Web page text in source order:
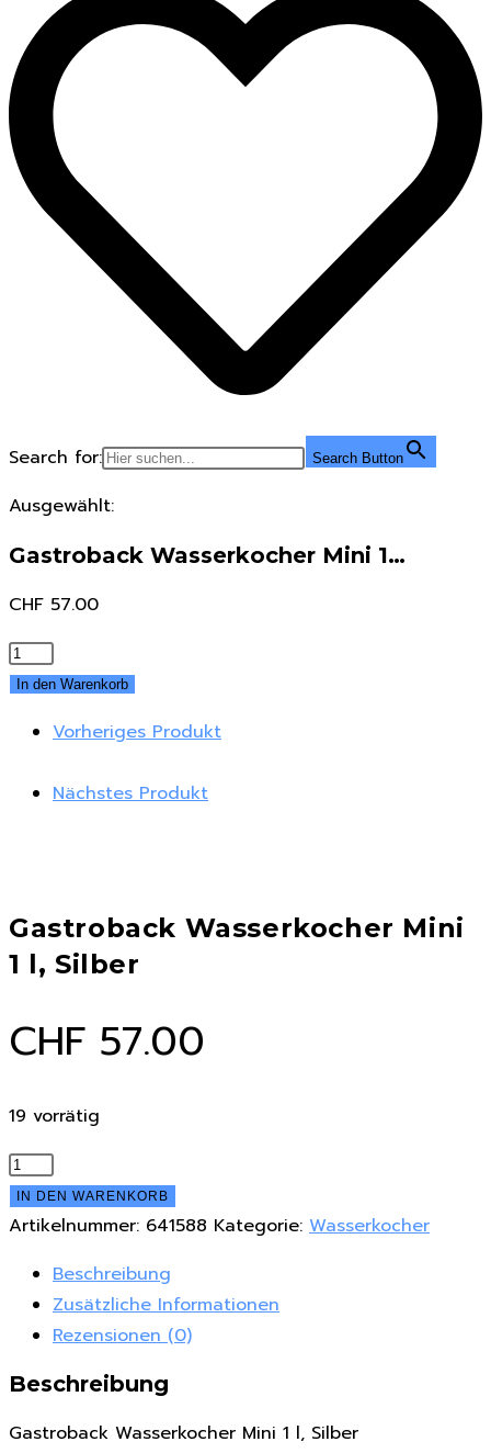
Search for: Search Button
Ausgewählt:
Gastroback Wasserkocher Mini 1…
CHF 57.00
Gastroback
Wasserkocher
Silber
In den Warenkorb
Vorheriges Produkt
Nächstes Produkt
Gastroback Wasserkocher Mini
1 l, Silber
CHF 57.00
19 vorrätig
Gastroback
Wasserkocher
Mini
Silber
Menge
IN DEN WARENKORB
Artikelnummer: 641588 Kategorie: Wasserkocher
Beschreibung
Zusätzliche Informationen
Rezensionen (0)
Beschreibung
Gastroback Wasserkocher Mini 1 l, Silber